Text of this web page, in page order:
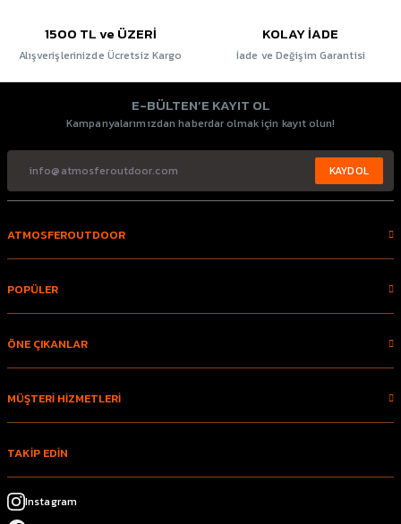
1500 TL ve ÜZERİ
Alışverişlerinizde Ücretsiz Kargo
KOLAY İADE
İade ve Değişim Garantisi
E-BÜLTEN’E KAYIT OL
Kampanyalarımızdan haberdar olmak için kayıt olun!
KAYDOL
ATMOSFEROUTDOOR
POPÜLER
ÖNE ÇIKANLAR
MÜŞTERİ HİZMETLERİ
TAKİP EDİN
Instagram